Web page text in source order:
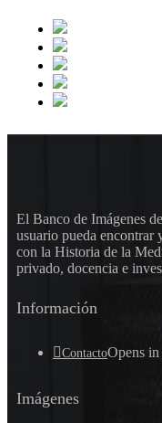
El Banco de Imágenes
usuario pueda encontrar
con la Historia de la
privado, docencia e
Información
ContactoOpens
Imágenes